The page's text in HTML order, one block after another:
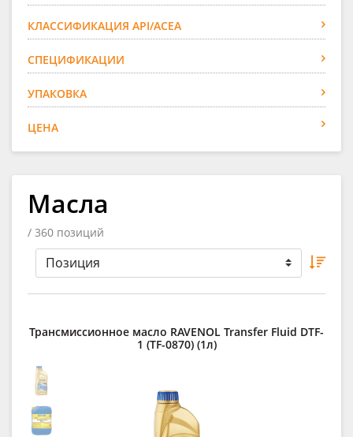
КЛАССИФИКАЦИЯ API/ACEA
СПЕЦИФИКАЦИИ
УПАКОВКА
ЦЕНА
Масла
/ 360 позиций
Трансмиссионное масло RAVENOL Transfer Fluid DTF-
1 (TF-0870) (1л)